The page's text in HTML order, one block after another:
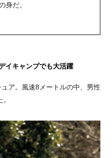
身だ。
イキャンプでも大活躍
ア。風速8メートルの中、男性